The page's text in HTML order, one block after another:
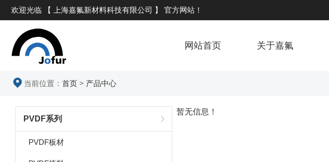
欢迎光临 【 上海嘉氟新材料科技有限公司 】 官方网站！
网站首页 关于嘉氟
当前位置： 首页 > 产品中心
PVDF系列
PVDF板材
暂无信息！